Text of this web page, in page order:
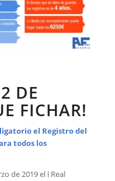
DE
FICHAR!
el Registro del
todos los
de 2019 el l Real